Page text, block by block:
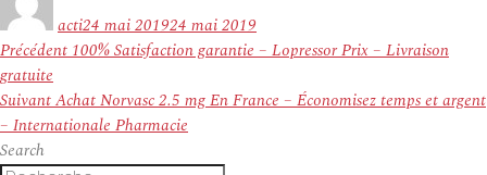
actile
24 mai 201924 mai 2019
Navigation
de
l’article
Précédent Article
100% Satisfaction garantie – Lopressor Prix – Livraison
gratuite
SuivantArticle
suivant :
Achat Norvasc 2.5 mg En France – Économisez temps et argent
– Internationale Pharmacie
Search